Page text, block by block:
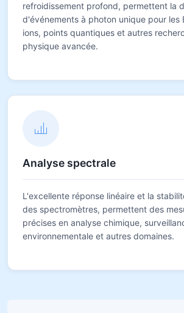
refroidissement profond, permettent la
d'événements à photon unique pour les
ions, points quantiques et autres
physique avancée.
Analyse spectrale
L'excellente réponse linéaire et la
des spectromètres, permettent des
précises en analyse chimique,
environnementale et autres domaines.